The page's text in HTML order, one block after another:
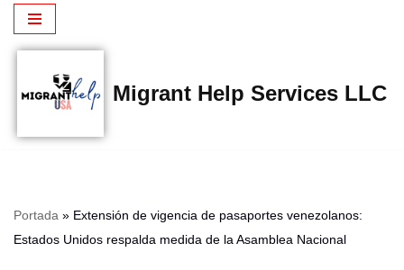
Saltar
contenido
Migrant Help Services LLC
Portada » Extensión de vigencia de pasaportes venezolanos:
Estados Unidos respalda medida de la Asamblea Nacional